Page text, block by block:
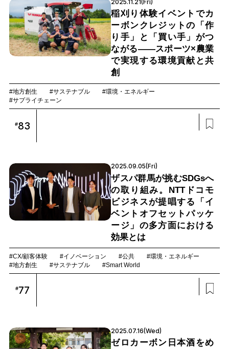
デジタルツイン 2025.11.21(Fri)
稲刈り体験イベントでカ
ーボンクレジットの「作
り手」と「買い手」がつ
ながる――スポーツ×農業
で実現する環境貢献と共
創
#地方創生 #サステナブル
#環境・エネルギー
#サプライチェーン
#83
2025.09.05(Fri)
ザスパ群馬が挑むSDGsへ
の取り組み。NTTドコモ
ビジネスが提唱する「イ
ベントオフセットパッケ
ージ」の多方面における
効果とは
#CX/顧客体験 #イノベーション #公共
#環境・エネルギー
#地方創生
#サステナブル #Smart World
#77
2025.07.16(Wed)
ゼロカーボン日本酒をめ